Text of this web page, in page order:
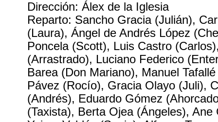
Dirección: Álex de la Iglesia
Reparto: Sancho Gracia (Julián),
(Laura), Ángel de Andrés López
Poncela (Scott), Luis Castro
(Arrastrado), Luciano Federico
Barea (Don Mariano), Manuel
Pávez (Rocío), Gracia Olayo (Juli),
(Andrés), Eduardo Gómez
(Taxista), Berta Ojea (Ángeles), Ane